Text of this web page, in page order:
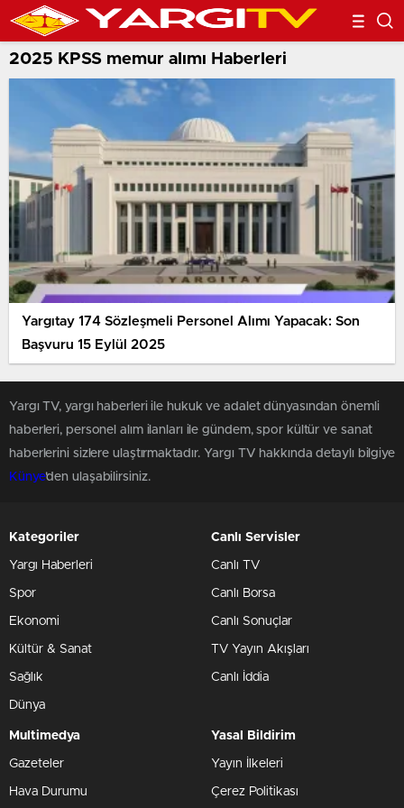
2025 KPSS memur alımı Haberleri
Yargıtay 174 Sözleşmeli Personel Alımı Yapacak: Son
Başvuru 15 Eylül 2025
Yargı TV, yargı haberleri ile hukuk ve adalet dünyasından önemli
haberleri, personel alım ilanları ile gündem, spor kültür ve sanat
haberlerini sizlere ulaştırmaktadır. Yargı TV hakkında detaylı bilgiye
Künye'den ulaşabilirsiniz.
Kategoriler
Yargı Haberleri
Spor
Ekonomi
Kültür & Sanat
Sağlık
Dünya
Canlı Servisler
Canlı TV
Canlı Borsa
Canlı Sonuçlar
TV Yayın Akışları
Canlı İddia
Multimedya
Gazeteler
Hava Durumu
Yasal Bildirim
Yayın İlkeleri
Çerez Politikası